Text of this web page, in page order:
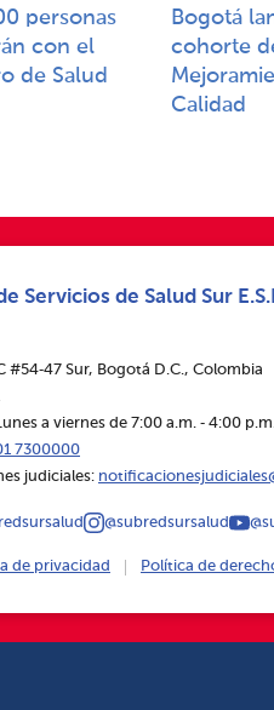
personas
con el
de Salud
Bogotá
cohorte
Calidad​​
Servicios de Salud Sur
#54‑47 Sur, Bogotá D.C., Colombia
a viernes de 7:00 a.m. ‑ 4:00
7300000
judiciales:
@subredsursalud
de privacidad Política de